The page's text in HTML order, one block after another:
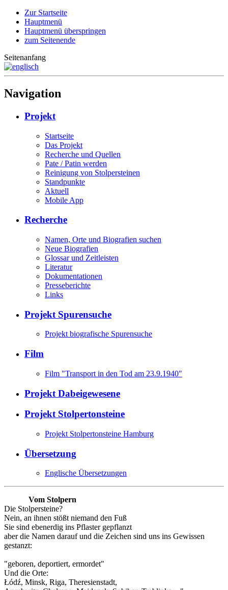
Zur Startseite
Hauptmenü
Hauptmenü überspringen
zum Seitenende
Seitenanfang
Navigation
Projekt
Startseite
Das Projekt
Recherche und Quellen
Pate / Patin werden
Reinigung von Stolpersteinen
Standpunkte
Aktuell
Mobile App
Recherche
Namen, Orte und Biografien suchen
Neue Biografien
Glossar und Zeitleisten
Literatur
Dokumentationen
Presseberichte
Links
Projekt Spurensuche
Projekt biografische Spurensuche
Film
Film "Transport in den Tod am 23.9.1940"
Projekt Dabeigewesene
Projekt Stolpertonsteine
Projekt Stolpertonsteine Hamburg
Übersetzung
Englische Übersetzungen
Vom Stolpern
Die Stolpersteine?
Nein, an ihnen stößt niemand den Fuß
Sie sind ebenerdig ins Pflaster gepflanzt
aber die Namen darauf und die Zeichen sind uns ins Gewissen
gestanzt:
"geboren, deportiert, ermordet"
Und die Orte:
Łódź, Minsk, Riga, Theresienstadt,